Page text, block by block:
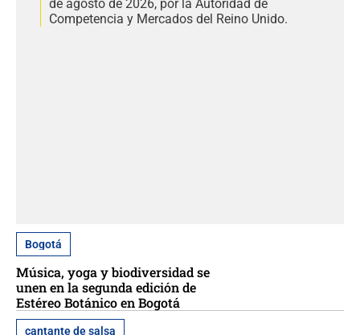
de agosto de 2026, por la Autoridad de
Competencia y Mercados del Reino Unido.
Bogotá
Música, yoga y biodiversidad se
unen en la segunda edición de
Estéreo Botánico en Bogotá
cantante de salsa